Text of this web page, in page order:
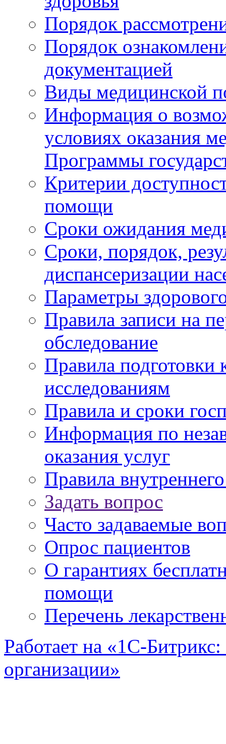
Порядок
Порядок
документацией
Виды медицинской
Информация о
условиях оказания
Программы
Критерии
помощи
Сроки ожидания
Сроки, порядок,
диспансеризации
Параметры
Правила записи на
обследование
Правила подготовки
исследованиям
Правила и сроки
Информация по
оказания услуг
Правила
Задать вопрос
Часто задаваемые
Опрос пациентов
О гарантиях
помощи
Перечень
Работает на «1С-
организации»